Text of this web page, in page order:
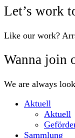
Let’s work
Like our work?
Wanna join
We are always
Aktuell
Aktuell
Sammlung